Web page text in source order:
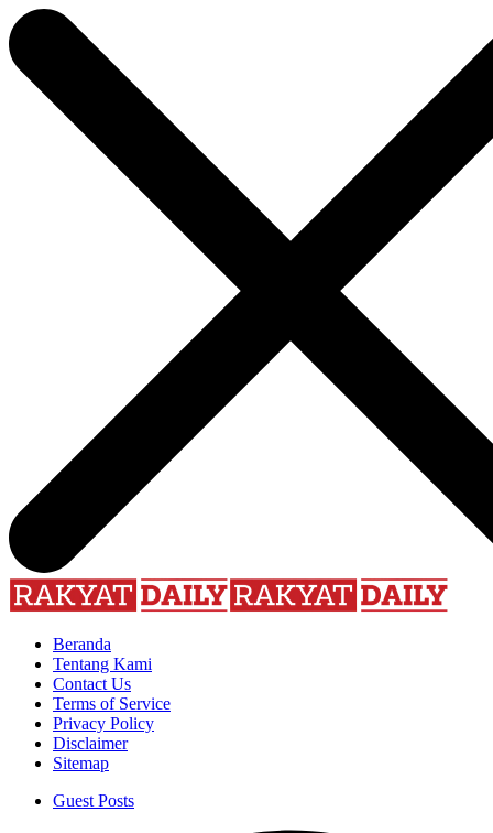
Beranda
Tentang Kami
Contact Us
Terms of Service
Privacy Policy
Disclaimer
Sitemap
Guest Posts